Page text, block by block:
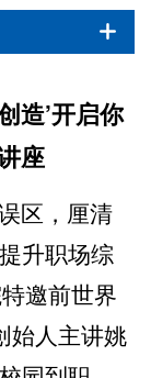
造’开启你
座
区，厘清
升职场综
邀前世界
始人主讲姚